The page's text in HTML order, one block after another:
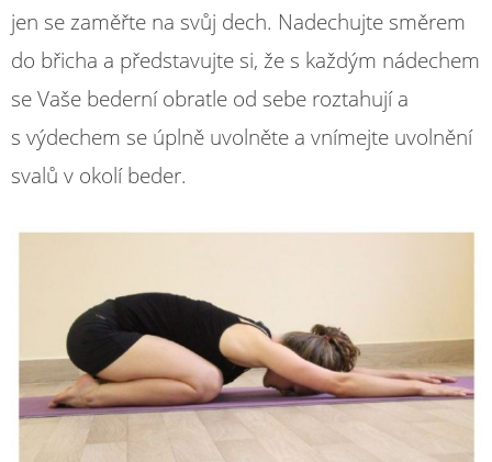
jen se zaměřte na svůj dech. Nadechujte směrem
do břicha a představujte si, že s každým nádechem
se Vaše bederní obratle od sebe roztahují a
s výdechem se úplně uvolněte a vnímejte uvolnění
svalů v okolí beder.